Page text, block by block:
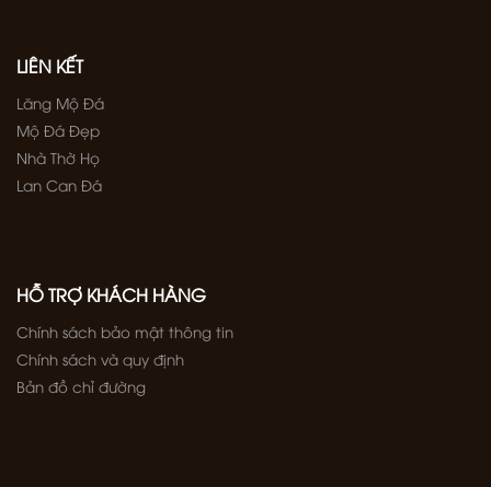
LIÊN KẾT
Lăng Mộ Đá
Mộ Đá Đẹp
Nhà Thờ Họ
Lan Can Đá
HỖ TRỢ KHÁCH HÀNG
Chính sách bảo mật thông tin
Chính sách và quy định
Bản đồ chỉ đường